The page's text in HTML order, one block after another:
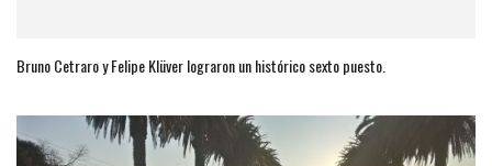
Bruno Cetraro y Felipe Klüver lograron un histórico sexto puesto.